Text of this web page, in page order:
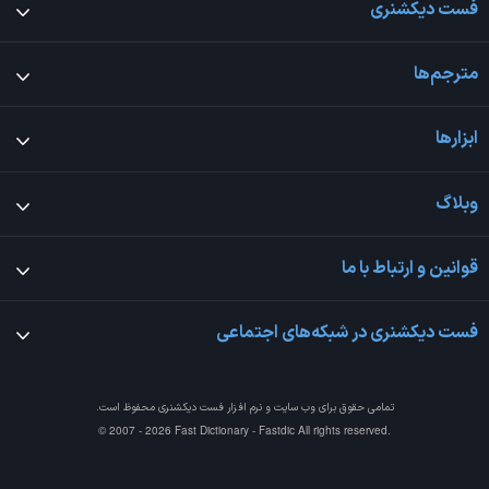
فست دیکشنری
مترجم‌ها
ابزارها
وبلاگ
قوانین و ارتباط با ما
فست دیکشنری در شبکه‌های اجتماعی
تمامی حقوق برای وب سایت و نرم افزارفست دیکشنری محفوظ است.
© 2007 - 2026 Fast Dictionary - Fastdic All rights reserved.